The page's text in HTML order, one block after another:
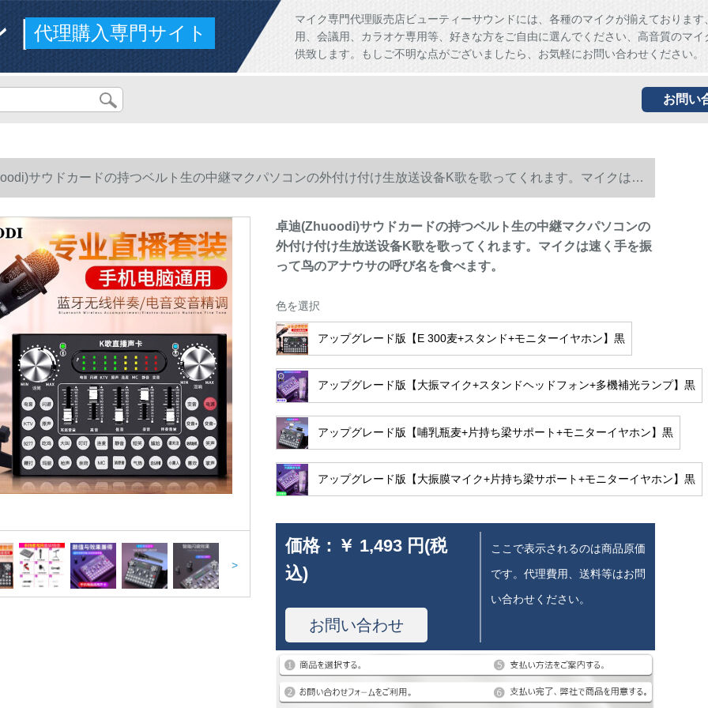
ド代理購入専門サイト
マイク専門代理販売店ビューティーサウンドには、各種のマイクが揃えております
用、会議用、カラオケ専用等、好きな方をご自由に選んでください、高音質のマイ
供致します。もしご不明な点がございましたら、お気軽にお問い合わせください。
お問い
サウドカードの持つベルト生の中継マクパソコンの外付け付け生放送设备K歌を歌ってくれます。マイクは速
鸟のアナウサの呼び名を食べます。
>
卓迪(Zhuoodi)サウドカードの持つベルト生の中継マクパソコンの
外付け付け生放送设备K歌を歌ってくれます。マイクは速く手を振
って鸟のアナウサの呼び名を食べます。
色を選択
アップグレード版【E 300麦+スタンド+モニターイヤホン】黒
アップグレード版【大振マイク+スタンドヘッドフォン+多機補光ランプ】黒
アップグレード版【哺乳瓶麦+片持ち梁サポート+モニターイヤホン】黒
アップグレード版【大振膜マイク+片持ち梁サポート+モニターイヤホン】黒
価格： ￥ 1,493 円(税
込)
お問い合わせ
ここで表示されるのは商品原価
です。代理費用、送料等はお問
い合わせください。